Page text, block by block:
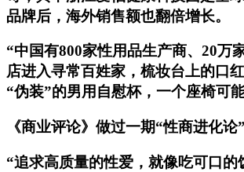
品牌后，海外销售额也翻倍增长。
“中国有800家性用品生产商、20万
店进入寻常百姓家，梳妆台上的口
“伪装”的男用自慰杯，一个座椅
《商业评论》做过一期“性商进化
“追求高质量的性爱，就像吃可口的